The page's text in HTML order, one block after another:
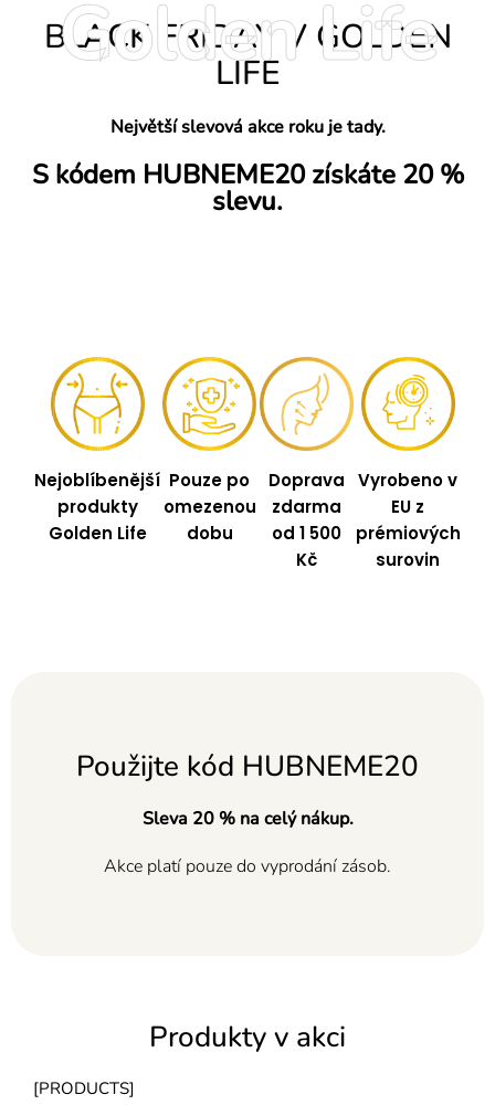
Golden Life
BLACK FRIDAY V GOLDEN
LIFE
Největší slevová akce roku je tady.
S kódem HUBNEME20získáte 20 %
slevu.
Nejoblíbenější
produkty
Golden Life
Pouze po
omezenou
dobu
Doprava
zdarma
od 1 500
Kč
Vyrobeno v
EU z
prémiových
surovin
Použijte kód HUBNEME20
Sleva 20 % na celý nákup.
Akce platí pouze do vyprodání zásob.
Produkty v akci
[PRODUCTS]